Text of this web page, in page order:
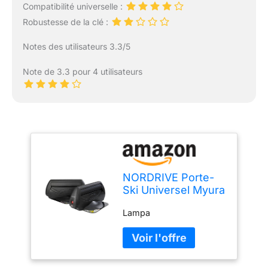
Compatibilité universelle :
Robustesse de la clé :
Notes des utilisateurs 3.3/5
Note de 3.3 pour 4 utilisateurs
NORDRIVE Porte-
Ski Universel Myura
pour Ski,
Compatible Voiture
Lampa